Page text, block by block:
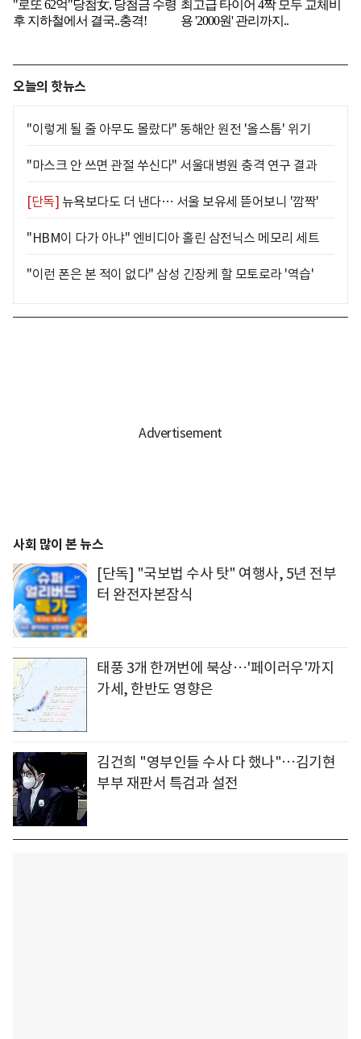
오늘의 핫뉴스
"이렇게 될 줄 아무도 몰랐다" 동해안 원전 '올스톱' 위기
"마스크 안 쓰면 관절 쑤신다" 서울대병원 충격 연구 결과
[단독] 뉴욕보다도 더 낸다… 서울 보유세 뜯어보니 '깜짝'
"HBM이 다가 아냐" 엔비디아 홀린 삼전닉스 메모리 세트
"이런 폰은 본 적이 없다" 삼성 긴장케 할 모토로라 '역습'
사회 많이 본 뉴스
[단독] "국보법 수사 탓" 여행사, 5년 전부
터 완전자본잠식
태풍 3개 한꺼번에 북상…'페이러우'까지
가세, 한반도 영향은
김건희 "영부인들 수사 다 했나"…김기현
부부 재판서 특검과 설전